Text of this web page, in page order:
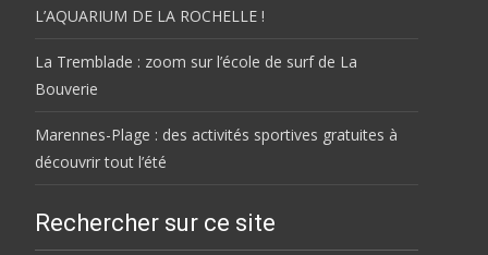
L’AQUARIUM DE LA ROCHELLE !
La Tremblade : zoom sur l’école de surf de La
Bouverie
Marennes-Plage : des activités sportives gratuites à
découvrir tout l’été
Rechercher sur ce site